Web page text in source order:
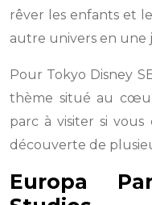
rêver les enfants et
autre univers en une
Pour Tokyo Disney
thème situé au
parc à visiter si
découverte de
Europa